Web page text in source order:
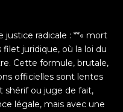
justice radicale : **« mort
filet juridique, où la loi du
Cette formule, brutale,
officielles sont lentes
shérif ou juge de fait,
légale, mais avec une